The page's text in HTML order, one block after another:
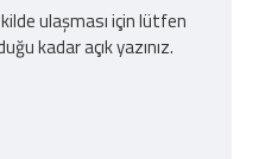
ulaşması için lütfen
kadar açık yazınız.